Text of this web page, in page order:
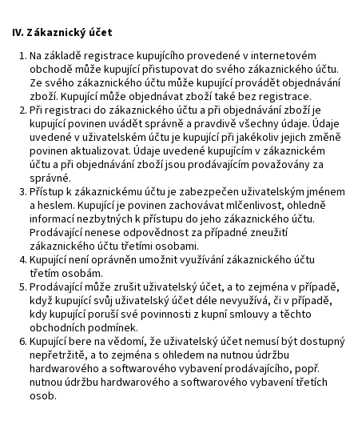
IV. Zákaznický účet
Na základě registrace kupujícího provedené v internetovém
obchodě může kupující přistupovat do svého zákaznického účtu.
Ze svého zákaznického účtu může kupující provádět objednávání
zboží. Kupující může objednávat zboží také bez registrace.
Při registraci do zákaznického účtu a při objednávání zboží je
kupující povinen uvádět správně a pravdivě všechny údaje. Údaje
uvedené v uživatelském účtu je kupující při jakékoliv jejich změně
povinen aktualizovat. Údaje uvedené kupujícím v zákaznickém
účtu a při objednávání zboží jsou prodávajícím považovány za
správné.
Přístup k zákaznickému účtu je zabezpečen uživatelským jménem
a heslem. Kupující je povinen zachovávat mlčenlivost, ohledně
informací nezbytných k přístupu do jeho zákaznického účtu.
Prodávající nenese odpovědnost za případné zneužití
zákaznického účtu třetími osobami.
Kupující není oprávněn umožnit využívání zákaznického účtu
třetím osobám.
Prodávající může zrušit uživatelský účet, a to zejména v případě,
když kupující svůj uživatelský účet déle nevyužívá, či v případě,
kdy kupující poruší své povinnosti z kupní smlouvy a těchto
obchodních podmínek.
Kupující bere na vědomí, že uživatelský účet nemusí být dostupný
nepřetržitě, a to zejména s ohledem na nutnou údržbu
hardwarového a softwarového vybavení prodávajícího, popř.
nutnou údržbu hardwarového a softwarového vybavení třetích
osob.